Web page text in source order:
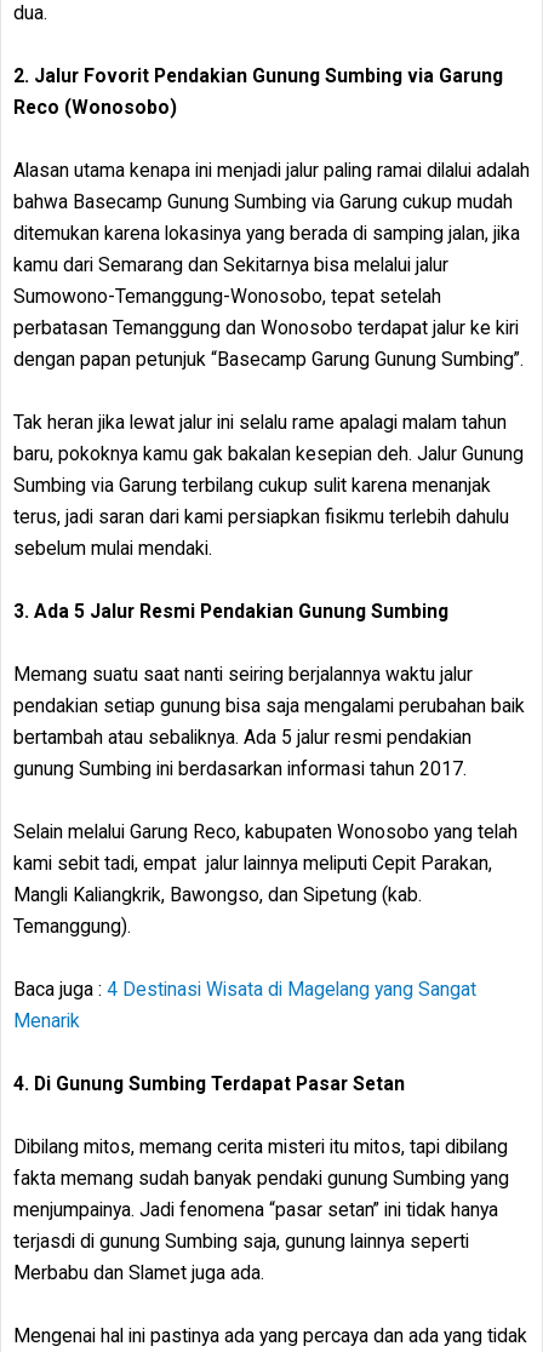
dua.
2. Jalur Fovorit Pendakian Gunung Sumbing via Garung
Reco (Wonosobo)
Alasan utama kenapa ini menjadi jalur paling ramai dilalui adalah
bahwa Basecamp Gunung Sumbing via Garung cukup mudah
ditemukan karena lokasinya yang berada di samping jalan, jika
kamu dari Semarang dan Sekitarnya bisa melalui jalur
Sumowono-Temanggung-Wonosobo, tepat setelah
perbatasan Temanggung dan Wonosobo terdapat jalur ke kiri
dengan papan petunjuk “Basecamp Garung Gunung Sumbing”.
Tak heran jika lewat jalur ini selalu rame apalagi malam tahun
baru, pokoknya kamu gak bakalan kesepian deh. Jalur Gunung
Sumbing via Garung terbilang cukup sulit karena menanjak
terus, jadi saran dari kami persiapkan fisikmu terlebih dahulu
sebelum mulai mendaki.
3. Ada 5 Jalur Resmi Pendakian Gunung Sumbing
Memang suatu saat nanti seiring berjalannya waktu jalur
pendakian setiap gunung bisa saja mengalami perubahan baik
bertambah atau sebaliknya. Ada 5 jalur resmi pendakian
gunung Sumbing ini berdasarkan informasi tahun 2017.
Selain melalui Garung Reco, kabupaten Wonosobo yang telah
kami sebit tadi, empat jalur lainnya meliputi Cepit Parakan,
Mangli Kaliangkrik, Bawongso, dan Sipetung (kab.
Temanggung).
Baca juga : 4 Destinasi Wisata di Magelang yang Sangat
Menarik
4. Di Gunung Sumbing Terdapat Pasar Setan
Dibilang mitos, memang cerita misteri itu mitos, tapi dibilang
fakta memang sudah banyak pendaki gunung Sumbing yang
menjumpainya. Jadi fenomena “pasar setan” ini tidak hanya
terjasdi di gunung Sumbing saja, gunung lainnya seperti
Merbabu dan Slamet juga ada.
Mengenai hal ini pastinya ada yang percaya dan ada yang tidak